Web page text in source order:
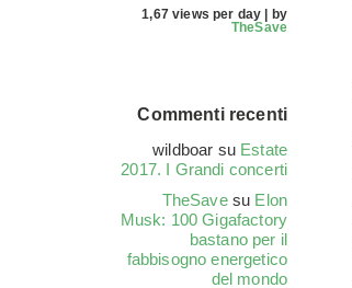
1,67 views per day | by
TheSave
Commenti recenti
wildboar su Estate
2017. I Grandi concerti
TheSavesu Elon
Musk: 100 Gigafactory
bastano per il
fabbisogno energetico
del mondo